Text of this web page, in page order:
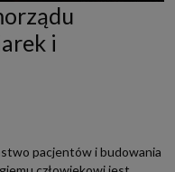
i
pacjentów i budowania